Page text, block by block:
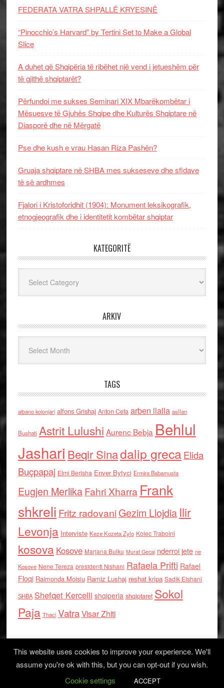
FEDERATA VATRA SHPALLË KRYESINË
“Pinocchio’s Harvard” by Tertini Set to Make a Global
Slice
A duhet që Shqipëria të ribëhet një vend i jetueshëm për
të gjithë shqiptarët?
Përfundoi me sukses Seminari XIX Mbarëkombëtar i
Mësuesve të Gjuhës Shqipe dhe Kulturës Shqiptare në
Diasporë dhe në Mërgatë
Pse dhe kush e vrau Hasan Riza Pashën?
Gruaja shqiptare në SHBA mes sukseseve dhe sfidave
të së ardhmes
Fjalori i Kristoforidhit (1904): Monument leksikografik,
etnogjeografik dhe i identitetit kombëtar shqiptar
KATEGORITË
ARKIV
TAGS
albano kolonjari alfons Grishaj Anton Cefa arben llalla asllan
Bushati Astrit Lulushi Aurenc Bebja Behlul
Jashari Beqir Sinadalip grecaElida
Buçpapaj Elmi Berisha Enver Bytyci Ermira Babamusta
Eugjen MerlikaFahri Xharra Frank
shkreli Fritz radovaniGezim Llojdia Ilir
Levonja Interviste Keze Kozeta Zylo Kolec Traboini
kosova Kosove Marjana Bulku Murat Gecaj nderroi jete ne
Kosove Nene Tereza presidenti Nishani Rafaela Prifti Rafael
Floqi Raimonda Moisiu Ramiz Lushaj reshat kripa Sadik Elshani
SHBA Shefqet Kercelli shqiperia shqiptaret Sokol
Paja Thaci VatraVisar Zhiti
Log in
This website uses cookies to improve your experience. We'll
assume you're ok with this, but you can opt-out if you wish.
Cookie settings
ACCEPT